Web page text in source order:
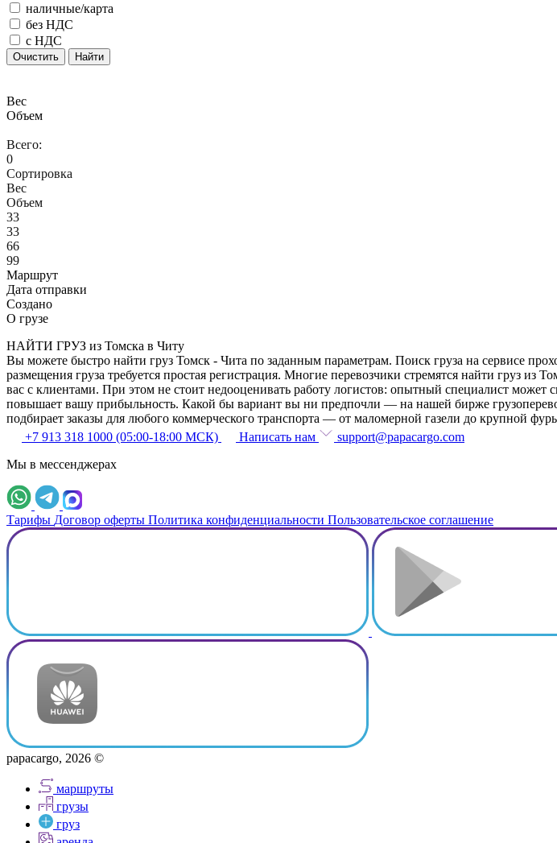
наличные/карта
без НДС
с НДС
Очистить Найти
Вес
Объем
Всего:
0
Сортировка
Вес
Объем
33
33
66
99
Маршрут
Дата отправки
Создано
О грузе
НАЙТИ ГРУЗ из Томска в Читу
Вы можете быстро найти груз Томск - Чита по заданным параметрам. Поиск груза на сервисе
размещения груза требуется простая регистрация. Многие перевозчики стремятся найти груз
вас с клиентами. При этом не стоит недооценивать работу логистов: опытный специалист
повышает вашу прибыльность. Какой бы вариант вы ни предпочли — на нашей бирже
подбирает заказы для любого коммерческого транспорта — от маломерной газели до крупной
+7 913 318 1000 (05:00-18:00 МСК)
Написать нам
support@papacargo.com
Мы в мессенджерах
Тарифы Договор оферты Политика конфиденциальности Пользовательское соглашение
papacargo, 2026 ©
маршруты
грузы
груз